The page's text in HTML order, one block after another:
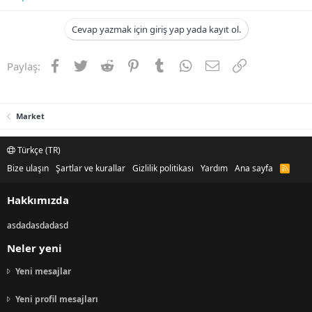
Cevap yazmak için giriş yap yada kayıt ol.
Paylaş: Facebook
TwitterReddit PinterestTumblrWhatsApp
E-postaLink
Market
Türkçe (TR)
Bize ulaşın Şartlar ve kurallar Gizlilik politikası Yardım Ana sayfa
R
S
Hakkımızda
asdadasdadasd
Neler yeni
Yeni mesajlar
Yeni profil mesajları